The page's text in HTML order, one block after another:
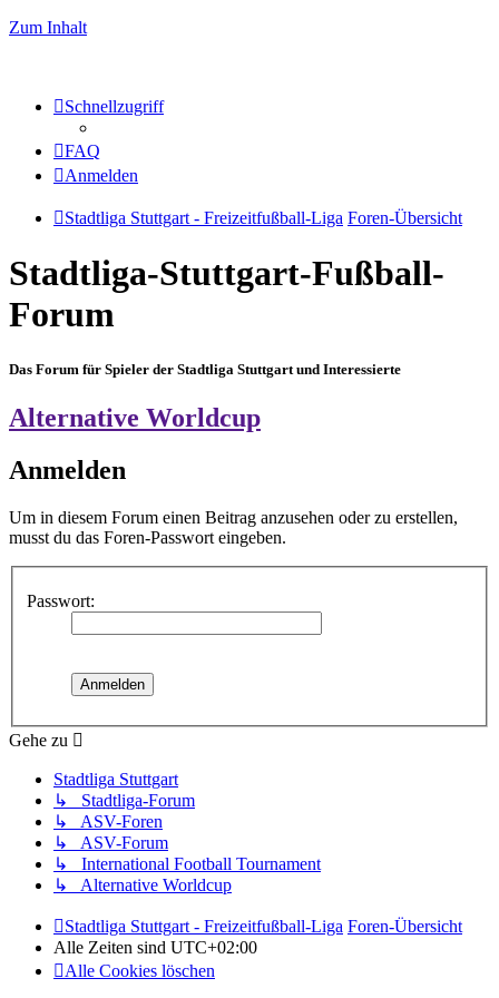
Zum Inhalt
Schnellzugriff
FAQ
Anmelden
Stadtliga Stuttgart - Freizeitfußball-Liga Foren-Übersicht
Stadtliga-Stuttgart-Fußball-
Forum
Das Forum für Spieler der Stadtliga Stuttgart und Interessierte
Alternative Worldcup
Anmelden
Um in diesem Forum einen Beitrag anzusehen oder zu erstellen,
musst du das Foren-Passwort eingeben.
Passwort:
Gehe zu
Stadtliga Stuttgart
↳ Stadtliga-Forum
↳ ASV-Foren
↳ ASV-Forum
↳ International Football Tournament
↳ Alternative Worldcup
Stadtliga Stuttgart - Freizeitfußball-Liga Foren-Übersicht
Alle Zeiten sind UTC+02:00
Alle Cookies löschen